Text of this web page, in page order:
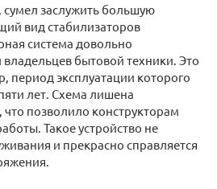
заслужить большую
вид стабилизаторов
система довольно
бытовой техники. Это
период эксплуатации которого
лет. Схема лишена
позволило конструкторам
Такое устройство не
и прекрасно справляется